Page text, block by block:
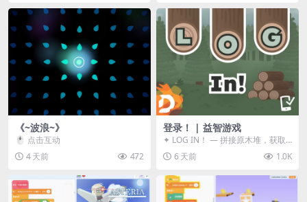
《~波浪~》
🖱️ 点击互动
4 天前
472
登录！ | 益智游戏
✦ LOG IN！ — 拼接原木堆，获取
分数！ ᑕ☲◎ ᑕ☲◎ ᑕ☲◎ ᑕ☲◎ ...
6 天前 1.0K